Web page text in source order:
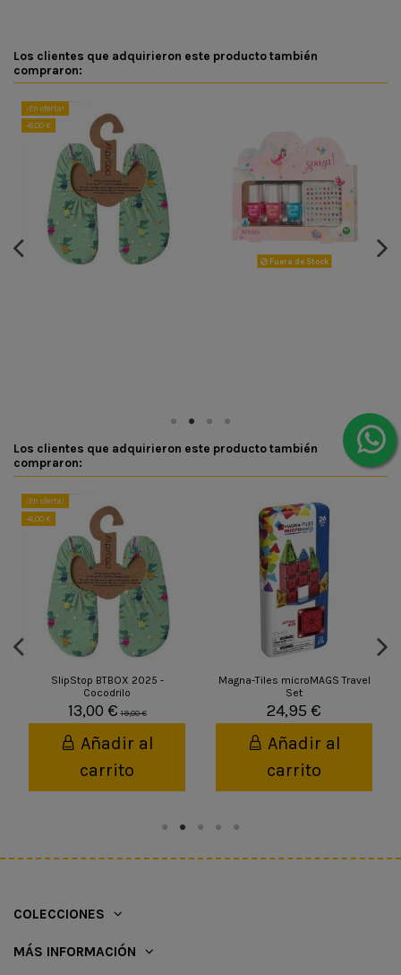
Los clientes que adquirieron este producto también
compraron:
¡En oferta!
-6,00 €
Fuera de Stock
Los clientes que adquirieron este producto también
compraron:
¡En oferta!
-6,00 €
SlipStop BTBOX 2025 -
Cocodrilo
13,00 € 19,00 €
Añadir al
carrito
Magna-Tiles microMAGS Travel
Set
24,95 €
Añadir al
carrito
COLECCIONES
MÁS INFORMACIÓN